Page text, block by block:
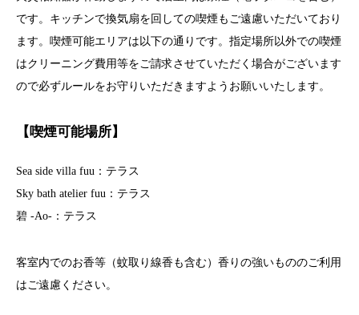
です。キッチンで換気扇を回しての喫煙もご遠慮いただいており
ます。喫煙可能エリアは以下の通りです。指定場所以外での喫煙
はクリーニング費用等をご請求させていただく場合がございます
ので必ずルールをお守りいただきますようお願いいたします。
【喫煙可能場所】
Sea side villa fuu：テラス
Sky bath atelier fuu：テラス
碧 -Ao-：テラス
客室内でのお香等（蚊取り線香も含む）香りの強いもののご利用
はご遠慮ください。